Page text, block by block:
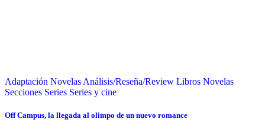
Adaptación Novelas Análisis/Reseña/Review Libros Novelas
Secciones Series Series y cine
Off Campus, la llegada al olimpo de un nuevo romance